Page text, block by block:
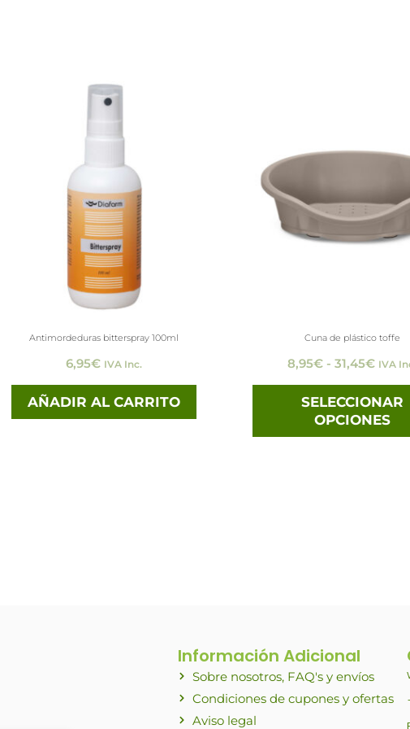
Antimordeduras bitterspray 100ml
6,95€ IVA Inc.
AÑADIR AL CARRITO
Cuna de plástico toffe
8,95€ - 31,45€
8,95€
IVA
SELECCIONAR
OPCIONES
Información Adicional
Sobre nosotros, FAQ's y envíos
Condiciones de cupones y ofertas
Aviso legal